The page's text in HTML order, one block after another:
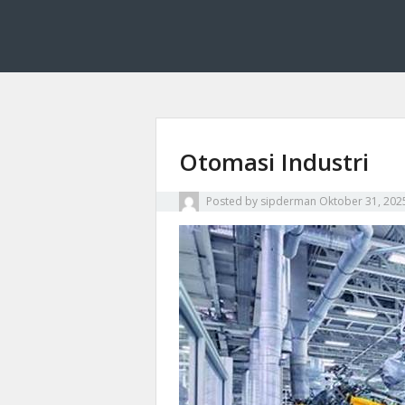
Otomasi Industri
Posted by sipderman Oktober 31,